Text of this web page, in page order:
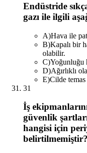
Endüstride
gazı ile ilgili
A)Hava ile
B)Kapalı bir
olabilir.
C)Yoğunluğu
D)Ağırlıklı
E)Cilde
31
İş
güvenlik
hangisi için
belirtilmemiştir?